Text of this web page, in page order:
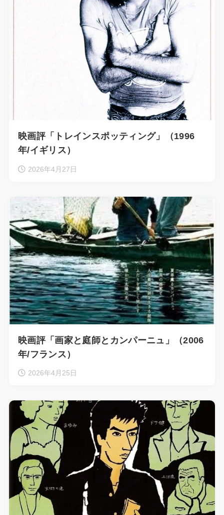
映画評「トレインスポッティング」（1996
年/イギリス）
2026年4月27日
映画評「画家と庭師とカンパーニュ」（2006
年/フランス）
2026年4月25日